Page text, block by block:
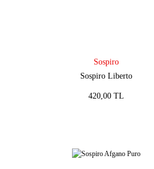
Sospiro
Sospiro Liberto
420,00 TL